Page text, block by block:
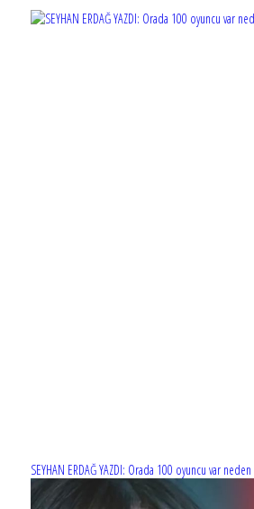
SEYHAN ERDAĞ YAZDI: Orada 100 oyuncu var neden